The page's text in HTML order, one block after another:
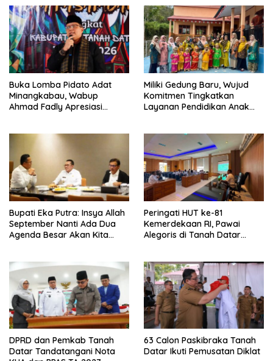
Buka Lomba Pidato Adat
Minangkabau, Wabup
Ahmad Fadly Apresiasi
Miliki Gedung Baru, Wujud
Komitmen Tingkatkan
Layanan Pendidikan Anak
Bupati Eka Putra: Insya Allah
September Nanti Ada Dua
Agenda Besar Akan Kita
Peringati HUT ke-81
Kemerdekaan RI, Pawai
Alegoris di Tanah Datar
DPRD dan Pemkab Tanah
Datar Tandatangani Nota
63 Calon Paskibraka Tanah
Datar Ikuti Pemusatan Diklat